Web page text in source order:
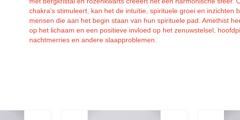
chakra’s stimuleert, kan het de intuïtie, spirituele groei en inzichten
mensen die aan het begin staan van hun spirituele pad. Amethist
op het lichaam en een positieve invloed op het zenuwstelsel,
nachtmerries en andere slaapproblemen.